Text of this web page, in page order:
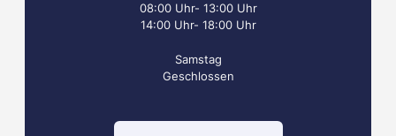
08:00 Uhr- 13:00 Uhr
14:00 Uhr- 18:00 Uhr
Samstag
Geschlossen